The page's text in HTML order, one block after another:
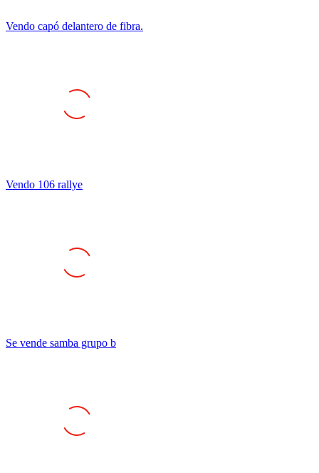
Vendo capó delantero de fibra.
Vendo 106 rallye
Se vende samba grupo b